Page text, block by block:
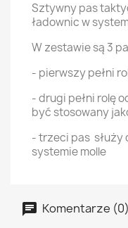
Sztywny pas
ładownic w
W zestawie są 3
- pierwszy pełni
- drugi pełni rolę
być stosowany
- trzeci pas służy
systemie molle
Komentarze (0)